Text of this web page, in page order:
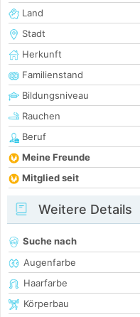
Land
Stadt
Herkunft
Familienstand
Bildungsniveau
Rauchen
Beruf
Meine Freunde
Mitglied seit
Weitere Details
Suche nach
Augenfarbe
Haarfarbe
Körperbau